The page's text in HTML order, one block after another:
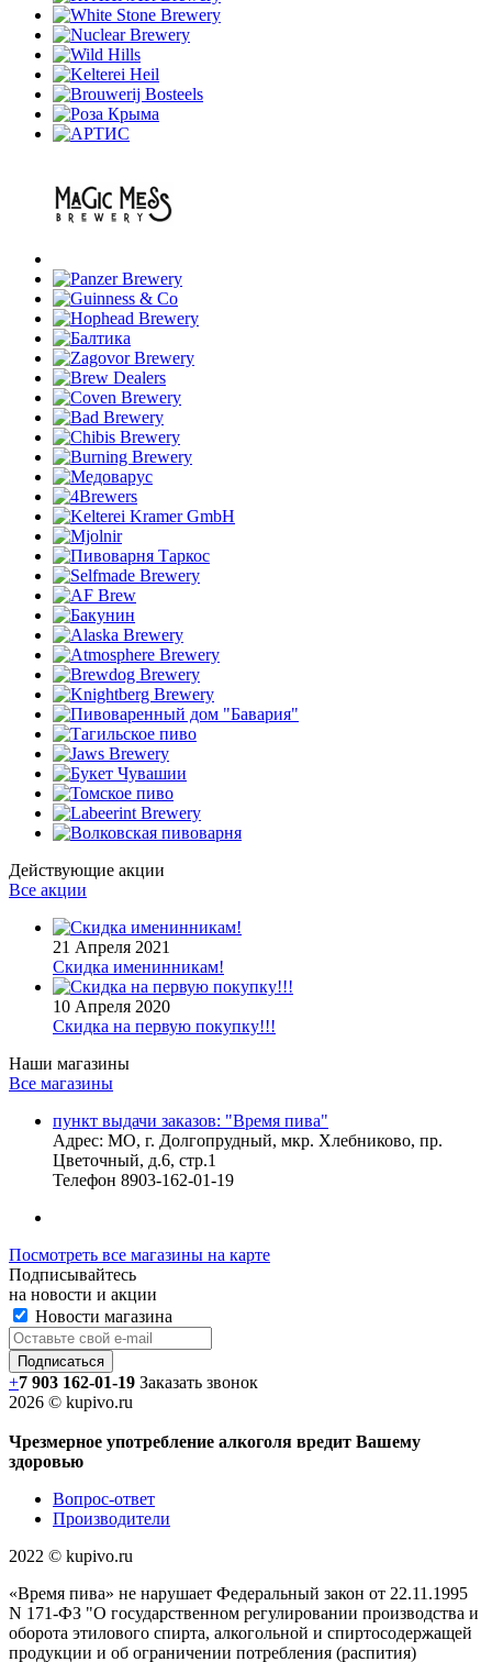
Действующие акции
Все акции
21 Апреля 2021
Скидка именинникам!
10 Апреля 2020
Скидка на первую покупку!!!
Наши магазины
Все магазины
пункт выдачи заказов: "Время пива"
Адрес: МО, г. Долгопрудный, мкр. Хлебниково, пр.
Цветочный, д.6, стр.1
Телефон 8903-162-01-19
Посмотреть все магазины на карте
Подписывайтесь
на новости и акции
Новости магазина
+7 903 162-01-19 Заказать звонок
2026 © kupivo.ru
Чрезмерное употребление алкоголя вредит Вашему
здоровью
Вопрос-ответ
Производители
2022 ©️ kupivo.ru
«Время пива» не нарушает Федеральный закон от 22.11.1995
N 171-ФЗ "О государственном регулировании производства и
оборота этилового спирта, алкогольной и спиртосодержащей
продукции и об ограничении потребления (распития)